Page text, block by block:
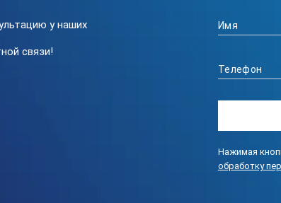
110А Исполнение «HF».
модулем и универсальным
входных разъема типа BNC для подключения
TTL вход. В зависимости от режима измерений
у наших
связи!
Нажимая
обработку